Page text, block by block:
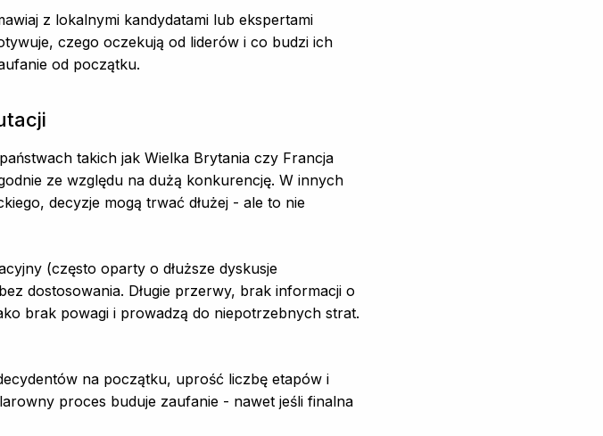
z lokalnymi kandydatami lub ekspertami
czego oczekują od liderów i co budzi ich
od początku.
takich jak Wielka Brytania czy Francja
ze względu na dużą konkurencję. W innych
decyzje mogą trwać dłużej - ale to nie
(często oparty o dłuższe dyskusje
dostosowania. Długie przerwy, brak informacji o
brak powagi i prowadzą do niepotrzebnych strat.
na początku, uprość liczbę etapów i
proces buduje zaufanie - nawet jeśli finalna